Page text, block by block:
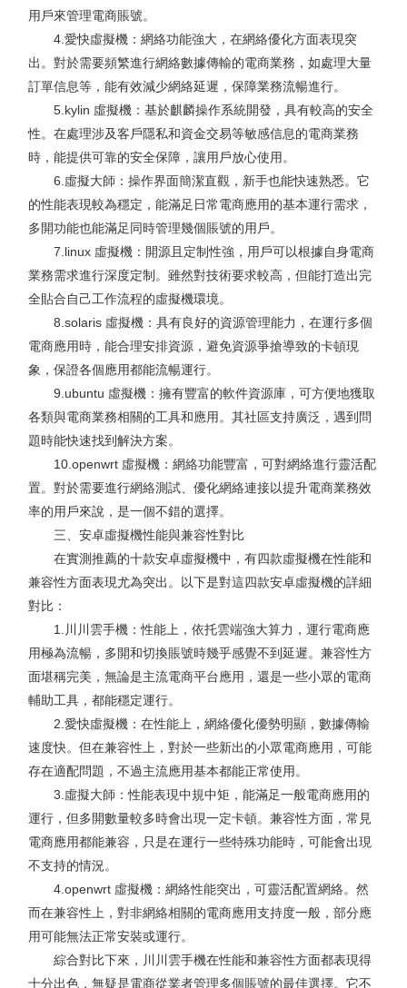
用戶來管理電商賬號。
4.愛快虛擬機：網絡功能強大，在網絡優化方面表現突
出。對於需要頻繁進行網絡數據傳輸的電商業務，如處理大量
訂單信息等，能有效減少網絡延遲，保障業務流暢進行。
5.kylin 虛擬機：基於麒麟操作系統開發，具有較高的安全
性。在處理涉及客戶隱私和資金交易等敏感信息的電商業務
時，能提供可靠的安全保障，讓用戶放心使用。
6.虛擬大師：操作界面簡潔直觀，新手也能快速熟悉。它
的性能表現較為穩定，能滿足日常電商應用的基本運行需求，
多開功能也能滿足同時管理幾個賬號的用戶。
7.linux 虛擬機：開源且定制性強，用戶可以根據自身電商
業務需求進行深度定制。雖然對技術要求較高，但能打造出完
全貼合自己工作流程的虛擬機環境。
8.solaris 虛擬機：具有良好的資源管理能力，在運行多個
電商應用時，能合理安排資源，避免資源爭搶導致的卡頓現
象，保證各個應用都能流暢運行。
9.ubuntu 虛擬機：擁有豐富的軟件資源庫，可方便地獲取
各類與電商業務相關的工具和應用。其社區支持廣泛，遇到問
題時能快速找到解決方案。
10.openwrt 虛擬機：網絡功能豐富，可對網絡進行靈活配
置。對於需要進行網絡測試、優化網絡連接以提升電商業務效
率的用戶來說，是一個不錯的選擇。
三、安卓虛擬機性能與兼容性對比
在實測推薦的十款安卓虛擬機中，有四款虛擬機在性能和
兼容性方面表現尤為突出。以下是對這四款安卓虛擬機的詳細
對比：
1.川川雲手機：性能上，依托雲端強大算力，運行電商應
用極為流暢，多開和切換賬號時幾乎感覺不到延遲。兼容性方
面堪稱完美，無論是主流電商平台應用，還是一些小眾的電商
輔助工具，都能穩定運行。
2.愛快虛擬機：在性能上，網絡優化優勢明顯，數據傳輸
速度快。但在兼容性上，對於一些新出的小眾電商應用，可能
存在適配問題，不過主流應用基本都能正常使用。
3.虛擬大師：性能表現中規中矩，能滿足一般電商應用的
運行，但多開數量較多時會出現一定卡頓。兼容性方面，常見
電商應用都能兼容，只是在運行一些特殊功能時，可能會出現
不支持的情況。
4.openwrt 虛擬機：網絡性能突出，可靈活配置網絡。然
而在兼容性上，對非網絡相關的電商應用支持度一般，部分應
用可能無法正常安裝或運行。
綜合對比下來，川川雲手機在性能和兼容性方面都表現得
十分出色，無疑是電商從業者管理多個賬號的最佳選擇。它不